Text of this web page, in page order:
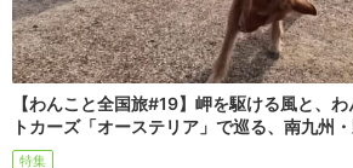
【わんこと全国旅#19】岬を駆ける風と、
トカーズ「オーステリア」で巡る、南九州
特集